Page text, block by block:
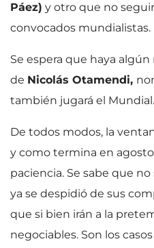
Páez) y otro que no
convocados mundialistas.
Se espera que haya
de Nicolás Otamendi,
también jugará el Mundial.
De todos modos, la
y como termina en
paciencia. Se sabe que no
ya se despidió de sus
que si bien irán a la
negociables. Son los